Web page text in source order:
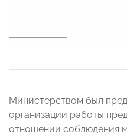
Министерством был
организации работы
отношении соблюдения